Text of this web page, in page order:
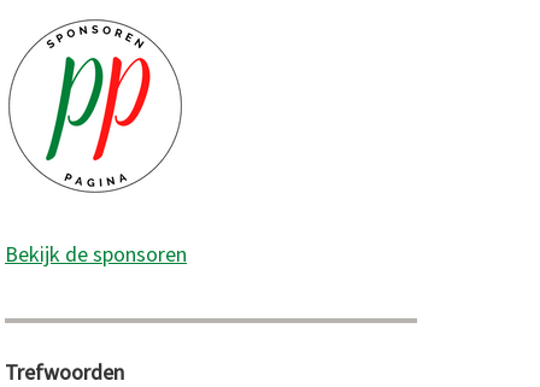
Bekijk de sponsoren
Trefwoorden